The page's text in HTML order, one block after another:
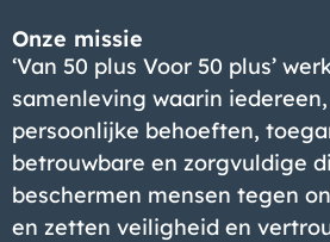
Onze missie
‘Van 50 plus Voor 50 plus’
samenleving waarin
persoonlijke behoeften,
betrouwbare en zorgvuldige
beschermen mensen tegen
en zetten veiligheid en